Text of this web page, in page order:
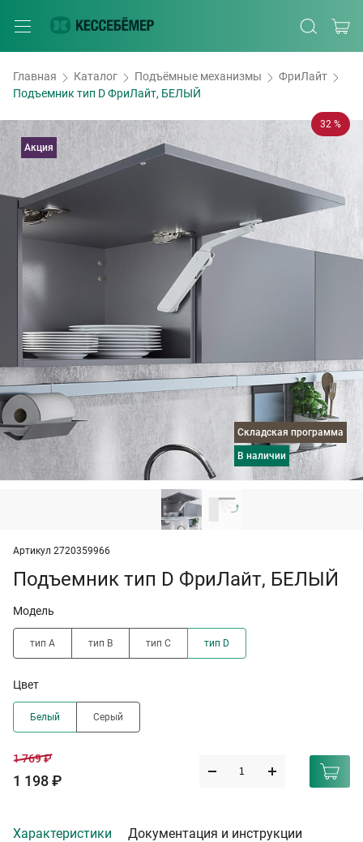
Главная Каталог Подъёмные механизмы
ФриЛайт
Подъемник тип D ФриЛайт, БЕЛЫЙ
32 %
Складская программа
в наличии
Акция
Артикул 2720359966
Подъемник тип D ФриЛайт, БЕЛЫЙ
Модель
тип A тип B тип C тип D
Цвет
Белый Серый
1 769 ₽
1 198 ₽
Характеристики Документация и инструкции